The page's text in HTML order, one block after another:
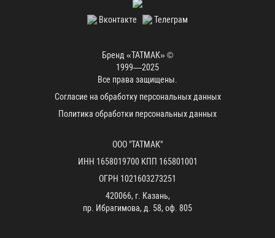
Вконтакте Телеграм
Бренд «ТАТМАК» ©
1999—2025
Все права защищены.
Согласие на обработку персональных данных
Политика обработки персональных данных
ООО "ТАТМАК"
ИНН 1658019700 КПП 165801001
ОГРН 1021603273251
420066, г. Казань,
пр. Ибрагимова, д. 58, оф. 805